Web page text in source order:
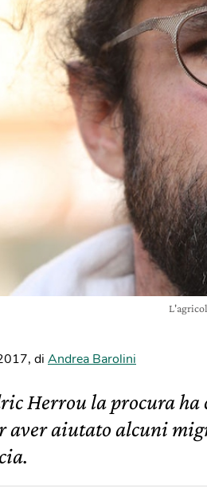
, di Andrea Barolini
Herrou la procura
aver aiutato alcuni